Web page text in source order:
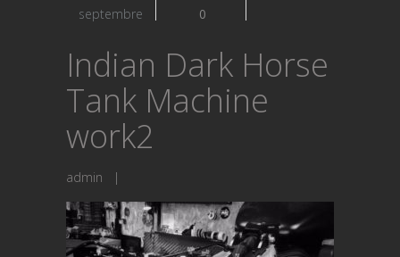
septembre 0
Indian Dark Horse
Tank Machine
work2
admin |